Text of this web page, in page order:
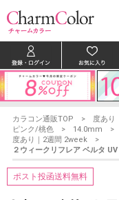
カラコン通販TOP 度あり
ピンク/桃色
14.0mm
度あり｜2週間 2week
２ウィークリフレア ベルタ
ポスト投函送料無料